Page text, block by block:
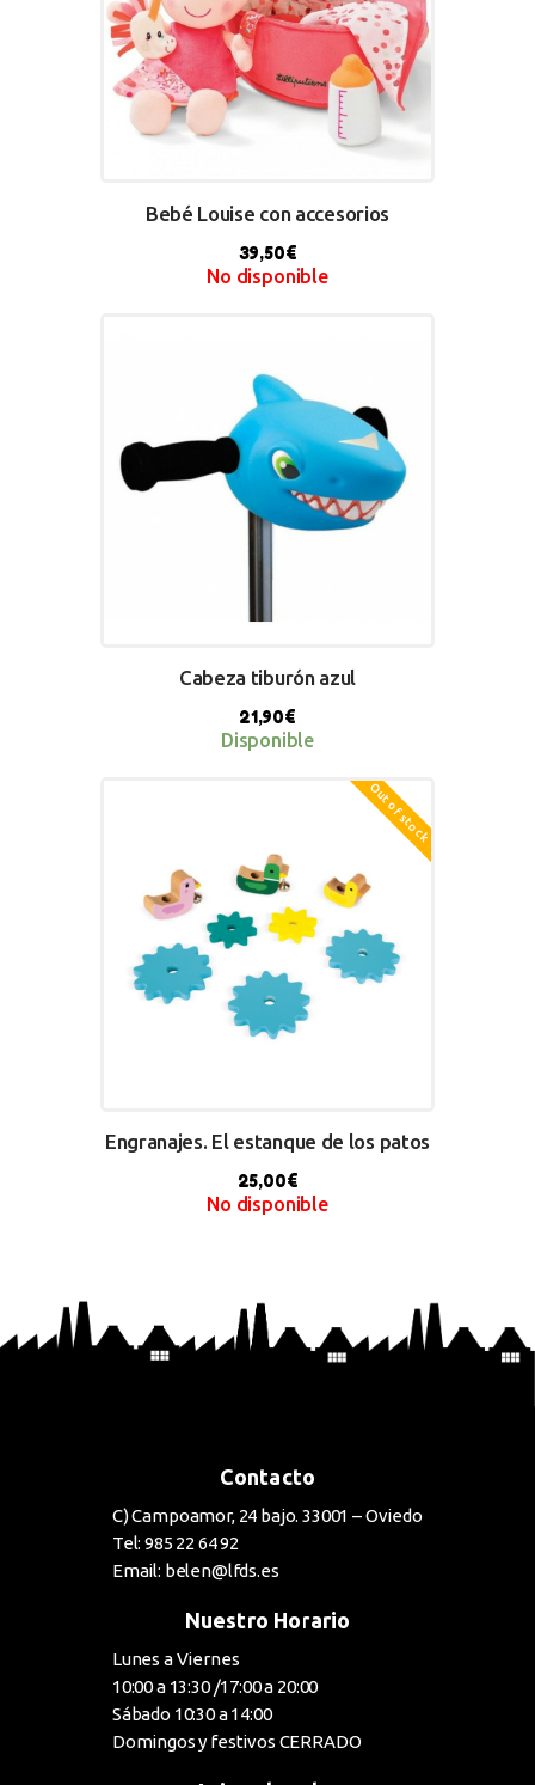
Bebé Louise con accesorios
39,50€
No disponible
Cabeza tiburón azul
21,90€
Disponible
Out of stock
Engranajes. El estanque de los patos
25,00€
No disponible
Contacto
C) Campoamor, 24 bajo. 33001 – Oviedo
Tel: 985 22 64 92
Email: belen@lfds.es
Nuestro Horario
Lunes a Viernes
10:00 a 13:30 /17:00 a 20:00
Sábado 10:30 a 14:00
Domingos y festivos CERRADO